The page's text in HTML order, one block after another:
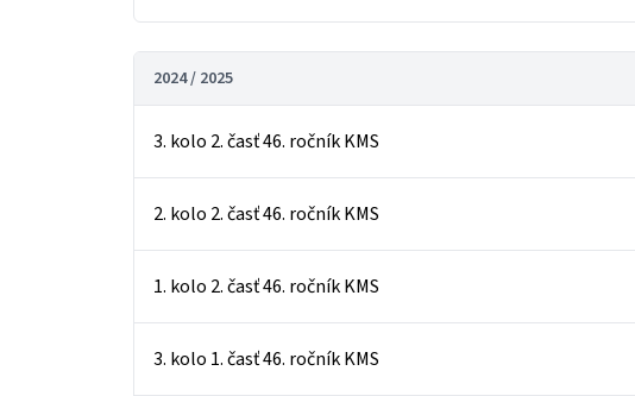
2024 / 2025
3. kolo 2. časť 46. ročník KMS
2. kolo 2. časť 46. ročník KMS
1. kolo 2. časť 46. ročník KMS
3. kolo 1. časť 46. ročník KMS